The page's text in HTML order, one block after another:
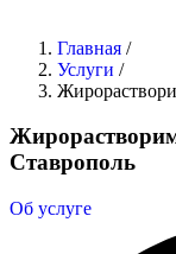
Главная /
Услуги /
Ставрополь
Об услуге